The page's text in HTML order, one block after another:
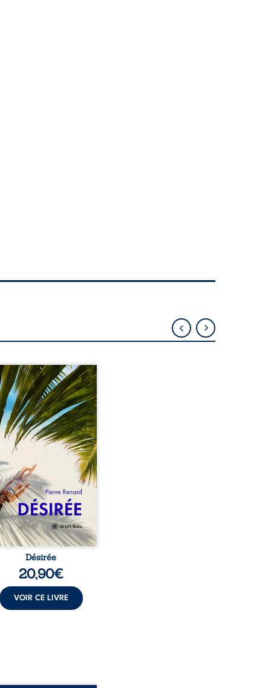
Pierre, jeune retraité,
qu’il est devenu une
femme métissée de
ans. À peine a-t-il
à apprivoiser ce
corps qu’Ange surgit
sa vie et fait vaciller
ses certitudes. Entre
est immédiate,
jusqu’à ce qu’un
familial fasse planer
: et s’ils étaient
demi-frère et ...
Désirée
20,90€
VOIR CE LIVRE